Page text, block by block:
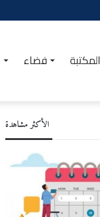
فضاء المكتبة
الأكثر مشاهدة